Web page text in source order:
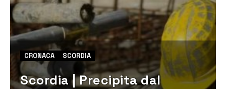
CRONACA SCORDIA
Scordia | Precipita dal